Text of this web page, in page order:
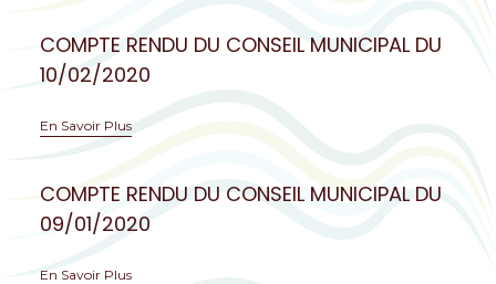
COMPTE RENDU DU CONSEIL MUNICIPAL DU
10/02/2020
En Savoir Plus
COMPTE RENDU DU CONSEIL MUNICIPAL DU
09/01/2020
En Savoir Plus